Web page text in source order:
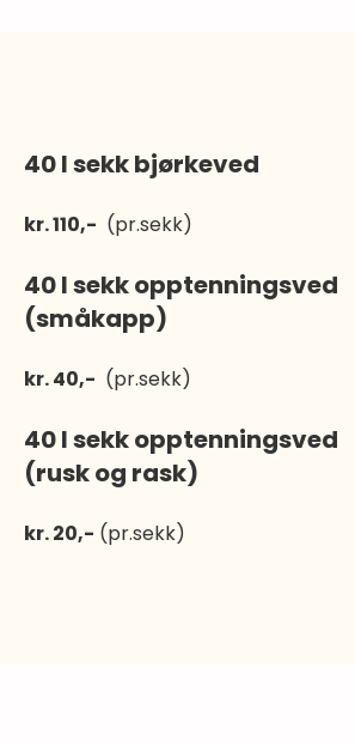
40 l sekk bjørkeved
kr. 110,- (pr.sekk)
40 l sekk opptenningsved
(småkapp)
kr. 40,- (pr.sekk)
40 l sekk opptenningsved
(rusk og rask)
kr. 20,- (pr.sekk)